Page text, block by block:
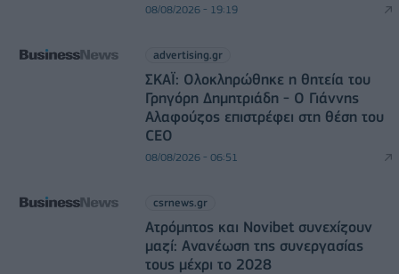
08/08/2026 - 19:19
advertising.gr
ΣΚΑΪ: Ολοκληρώθηκε η θητεία του
Γρηγόρη Δημητριάδη - Ο Γιάννης
Αλαφούζος επιστρέφει στη θέση του
CEO
08/08/2026 - 06:51
csrnews.gr
Ατρόμητος και Novibet συνεχίζουν
μαζί: Ανανέωση της συνεργασίας
τους μέχρι το 2028